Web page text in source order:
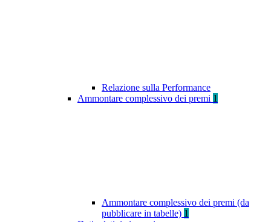
Relazione sulla Performance
Ammontare complessivo dei premi 1
Ammontare complessivo dei premi (da
pubblicare in tabelle) 1